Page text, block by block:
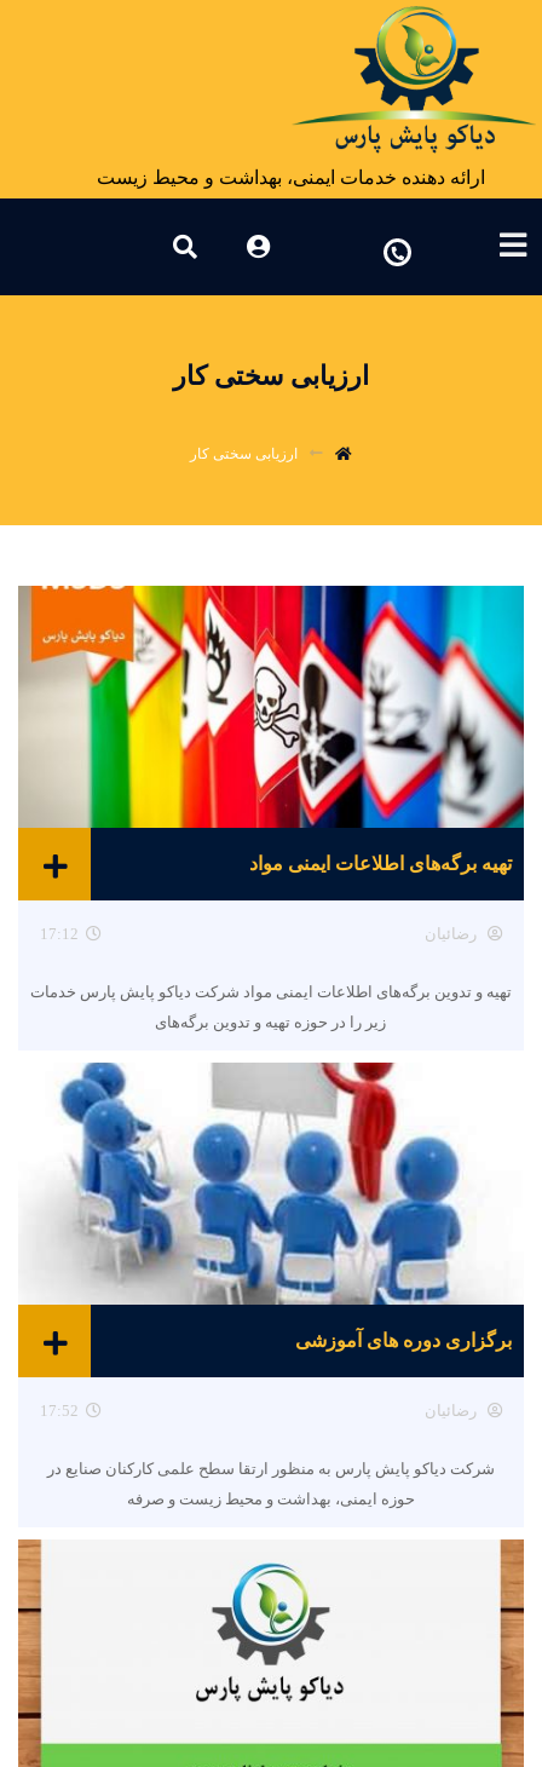
ارائه دهنده خدمات ایمنی، بهداشت و محیط زیست
ارزیابی سختی کار
ارزیابی سختی کار
تهیه برگه‌های اطلاعات ایمنی مواد
رضائیان 17:12
تهیه و تدوین برگه‌های اطلاعات ایمنی مواد شرکت دیاکو پایش پارس خدمات
زیر را در حوزه تهیه و تدوین برگه‌های
برگزاری دوره های آموزشی
رضائیان 17:52
شرکت دیاکو پایش پارس به منظور ارتقا سطح علمی کارکنان صنایع در
حوزه ایمنی، بهداشت و محیط زیست و صرفه